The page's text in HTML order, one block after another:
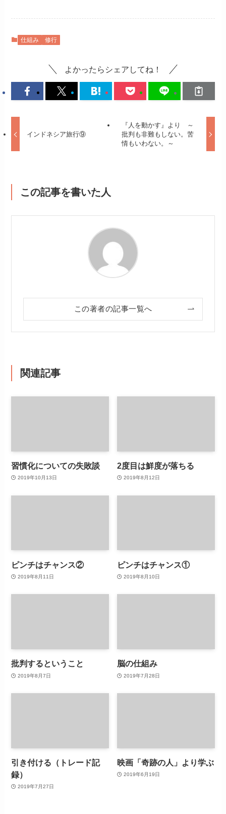
仕組み 修行
よかったらシェアしてね！
インドネシア旅行⑨
『人を動かす』より ～
批判も非難もしない。苦
情もいわない。～
この記事を書いた人
この著者の記事一覧へ
関連記事
習慣化についての失敗談
2019年10月13日
2度目は鮮度が落ちる
2019年8月12日
ピンチはチャンス②
2019年8月11日
ピンチはチャンス①
2019年8月10日
批判するということ
2019年8月7日
脳の仕組み
2019年7月28日
引き付ける（トレード記
録）
2019年7月27日
映画「奇跡の人」より学ぶ
2019年6月19日